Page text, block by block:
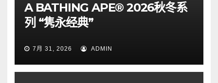
A BATHING APE® 2026秋冬系
列 “隽永经典”
7月 31, 2026 ADMIN